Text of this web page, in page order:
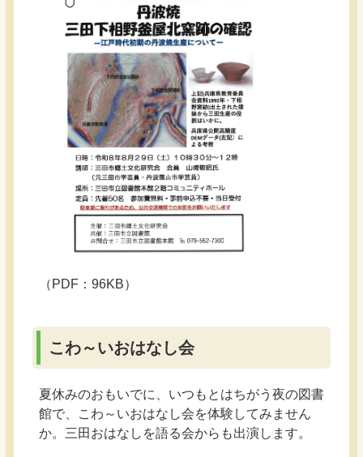
（PDF：96KB）
こわ～いおはなし会
夏休みのおもいでに、いつもとはちがう夜の図書
館で、こわ～いおはなし会を体験してみません
か。三田おはなしを語る会からも出演します。